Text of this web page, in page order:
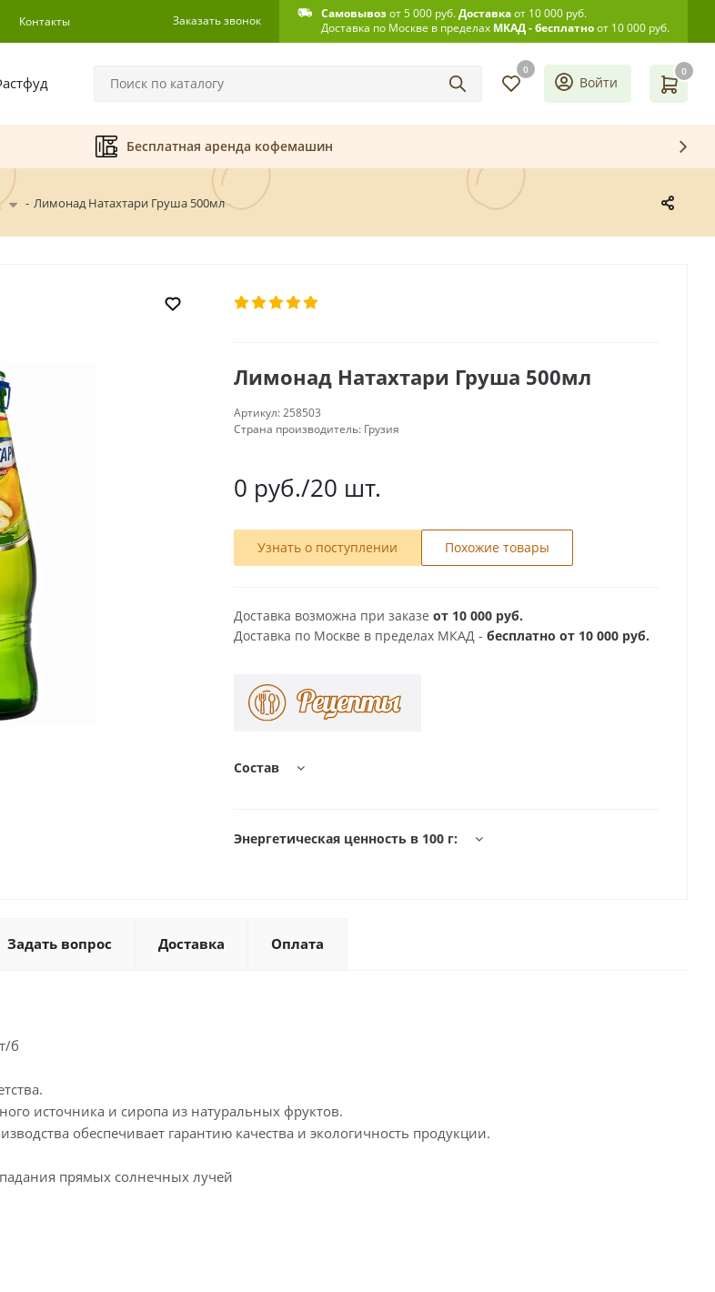
Контакты Заказать звонок Самовывозот 5 000 руб.Доставкаот 10 000 руб.
Доставка по Москве в пределах МКАД - бесплатноот 10 000 руб.
0 0
Войти
Бесплатная аренда кофемашин
- Лимонад Натахтари Груша 500мл
Лимонад Натахтари Груша 500мл
Артикул:258503
Страна производитель: Грузия
0 руб./20 шт.
Узнать о поступлении Похожие товары
Доставка возможна при заказе от 10 000 руб.
Доставка по Москве в пределах МКАД - бесплатно от 10 000 руб.
Состав
Энергетическая ценность в 100 г:
Задать вопрос Доставка Оплата
б
источника и сиропа из натуральных фруктов.
обеспечивает гарантию качества и экологичность продукции.
прямых солнечных лучей